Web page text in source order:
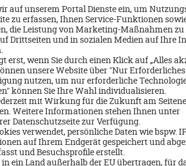
Coconut Island Korfu &